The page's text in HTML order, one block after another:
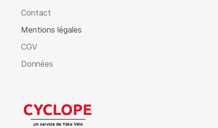
Contact
Mentions légales
CGV
Données